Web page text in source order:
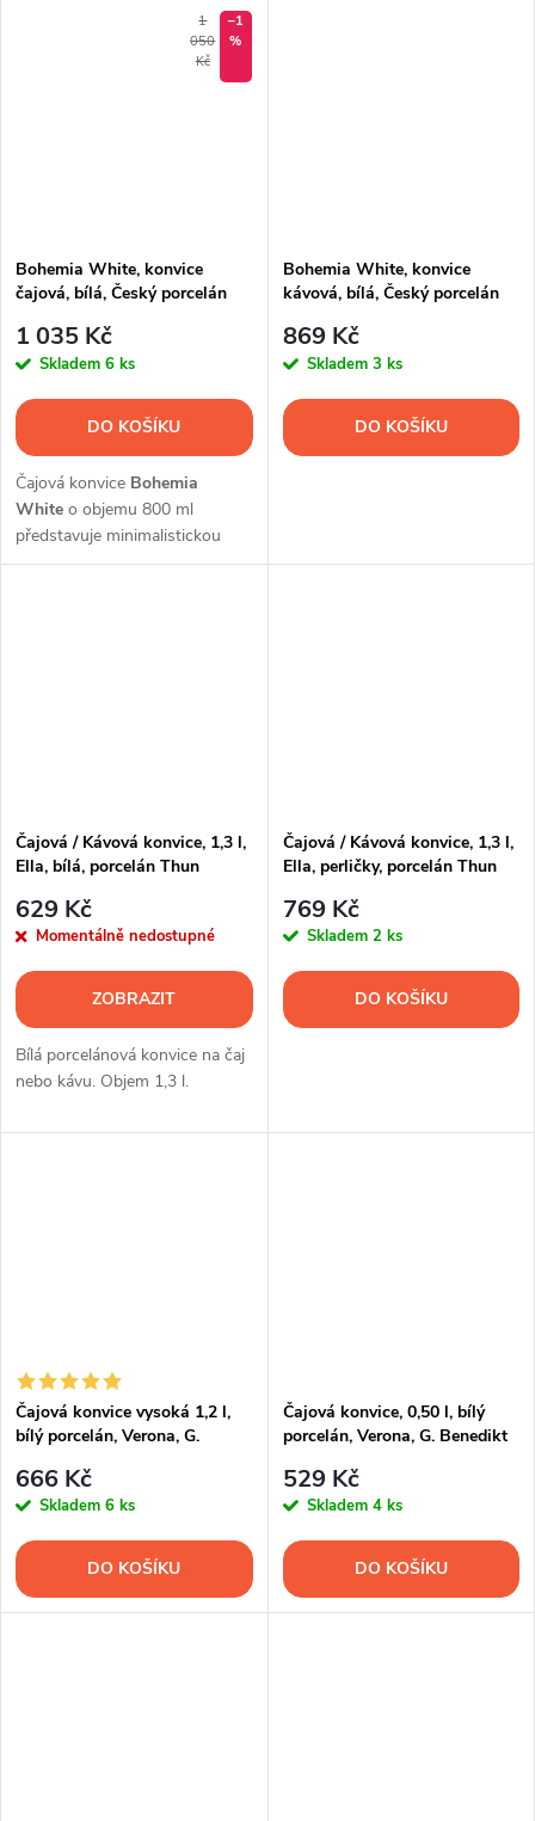
1
050
Kč
–1
%
Bohemia White, konvice
čajová, bílá, Český porcelán
1 035 Kč
Skladem 6 ks
DO KOŠÍKU
Čajová konvice Bohemia
White o objemu 800 ml
představuje minimalistickou
eleganci, která vynikne v
Bohemia White, konvice
kávová, bílá, Český porcelán
869 Kč
Skladem 3 ks
DO KOŠÍKU
Čajová / Kávová konvice, 1,3 l,
Ella, bílá, porcelán Thun
629 Kč
Momentálně nedostupné
ZOBRAZIT
Bílá porcelánová konvice na čaj
nebo kávu. Objem 1,3 l.
Čajová / Kávová konvice, 1,3 l,
Ella, perličky, porcelán Thun
769 Kč
Skladem 2 ks
DO KOŠÍKU
Čajová konvice vysoká 1,2 l,
bílý porcelán, Verona, G.
666 Kč
Skladem 6 ks
DO KOŠÍKU
Čajová konvice, 0,50 l, bílý
porcelán, Verona, G. Benedikt
529 Kč
Skladem 4 ks
DO KOŠÍKU